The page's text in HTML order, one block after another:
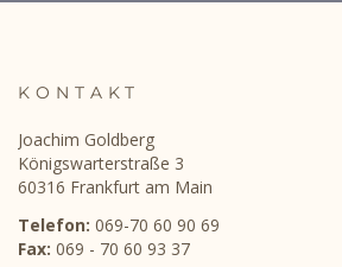
KONTAKT
Joachim Goldberg
Königswarterstraße 3
60316 Frankfurt am Main
Telefon: 069-70 60 90 69
Fax: 069 - 70 60 93 37